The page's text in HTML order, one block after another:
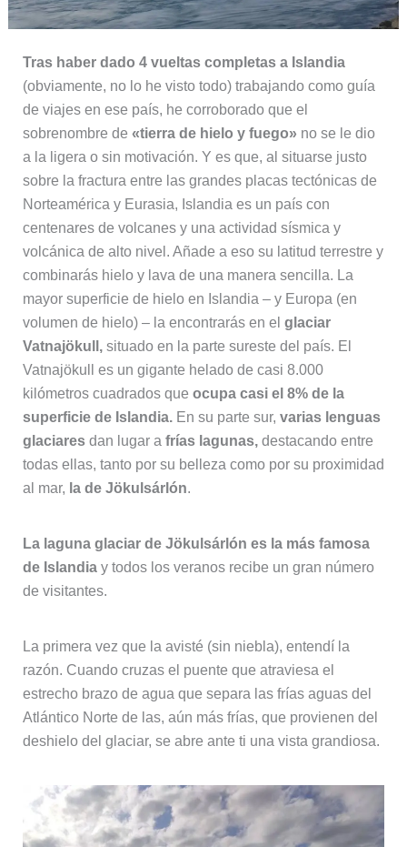
Tras haber dado 4 vueltas completas a Islandia
(obviamente, no lo he visto todo) trabajando como guía
de viajes en ese país, he corroborado que el
sobrenombre de «tierra de hielo y fuego» no se le dio
a la ligera o sin motivación. Y es que, al situarse justo
sobre la fractura entre las grandes placas tectónicas de
Norteamérica y Eurasia, Islandia es un país con
centenares de volcanes y una actividad sísmica y
volcánica de alto nivel. Añade a eso su latitud terrestre y
combinarás hielo y lava de una manera sencilla. La
mayor superficie de hielo en Islandia – y Europa (en
volumen de hielo) – la encontrarás en el glaciar
Vatnajökull,situado en la parte sureste del país. El
Vatnajökull es un gigante helado de casi 8.000
kilómetros cuadrados que ocupa casi el 8% de la
superficie de Islandia.En su parte sur, varias lenguas
glaciaresdan lugar a frías lagunas,destacando entre
todas ellas, tanto por su belleza como por su proximidad
al mar, la de Jökulsárlón.
La laguna glaciar de Jökulsárlón es la más famosa
de Islandiay todos los veranos recibe un gran número
de visitantes.
La primera vez que la avisté (sin niebla), entendí la
razón. Cuando cruzas el puente que atraviesa el
estrecho brazo de agua que separa las frías aguas del
Atlántico Norte de las, aún más frías, que provienen del
deshielo del glaciar, se abre ante ti una vista grandiosa.